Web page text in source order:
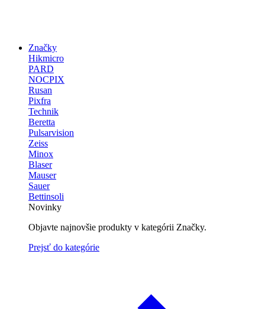
Značky
Hikmicro
PARD
NOCPIX
Rusan
Pixfra
Technik
Beretta
Pulsarvision
Zeiss
Minox
Blaser
Mauser
Sauer
Bettinsoli
Novinky
Objavte najnovšie produkty v kategórii Značky.
Prejsť do kategórie